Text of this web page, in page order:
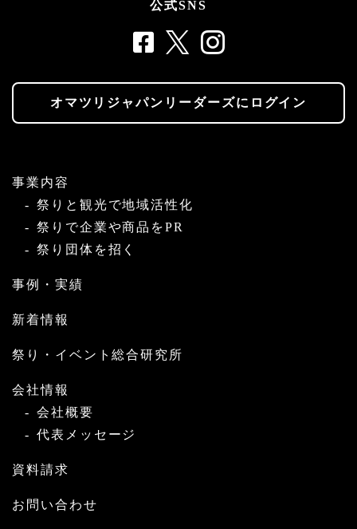
公式SNS
オマツリジャパンリーダーズにログイン
事業内容
祭りと観光で地域活性化
祭りで企業や商品をPR
祭り団体を招く
事例・実績
新着情報
祭り・イベント総合研究所
会社情報
会社概要
代表メッセージ
資料請求
お問い合わせ